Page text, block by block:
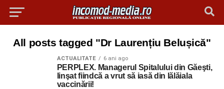
All posts tagged "Dr Laurențiu Belușică"
ACTUALITATE 6 ani ago
PERPLEX. Managerul Spitalului din Găeşti,
linşat fiindcă a vrut să iasă din lălăiala
vaccinării!